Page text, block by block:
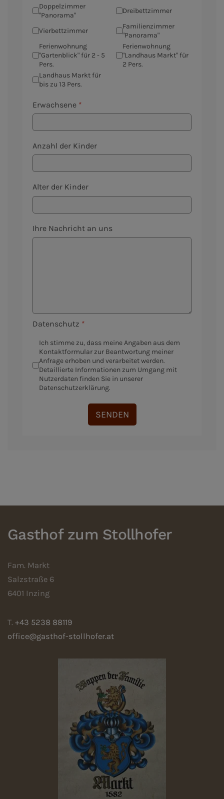
Doppelzimmer
"Panorama"
Dreibettzimmer
Vierbettzimmer
Familienzimmer
"Panorama"
Ferienwohnung
"Gartenblick" für 2 - 5
Pers.
Ferienwohnung
"Landhaus Markt" für
2 Pers.
Landhaus Markt für
bis zu 13 Pers.
Erwachsene *
Anzahl der Kinder
Alter der Kinder
Ihre Nachricht an uns
Datenschutz *
Ich stimme zu, dass meine Angaben aus dem
Kontaktformular zur Beantwortung meiner
Anfrage erhoben und verarbeitet werden.
Detaillierte Informationen zum Umgang mit
Nutzerdaten finden Sie in unserer
Datenschutzerklärung.
SENDEN
Gasthof zum Stollhofer
Fam. Markt
Salzstraße 6
6401 Inzing
T. +43 5238 88119
office@gasthof-stollhofer.at